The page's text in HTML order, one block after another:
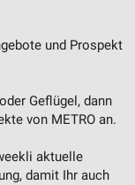
und Prospekt
Geflügel, dann
von METRO an.
aktuelle
damit Ihr auch